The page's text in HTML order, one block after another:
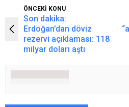
ÖNCEKİ KONU
Son dakika:
Erdoğan’dan döviz
rezervi açıklaması: 118
milyar doları aştı